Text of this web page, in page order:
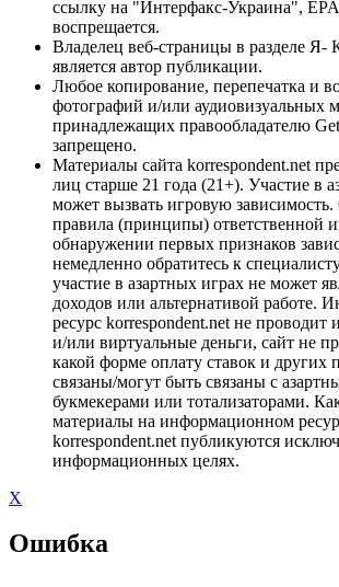
ссылку на "Интерфакс-Украина",
воспрещается.
Владелец веб-страницы в разделе Я-
является автор публикации.
Любое копирование, перепечатка и
фотографий и/или аудиовизуальных
принадлежащих правообладателю
запрещено.
Материалы сайта korrespondent.net
лиц старше 21 года (21+). Участие в
может вызвать игровую
правила (принципы) ответственной
обнаружении первых признаков
немедленно обратитесь к
участие в азартных играх не может
доходов или альтернативой работе.
ресурс korrespondent.net не проводит
и/или виртуальные деньги, сайт не
какой форме оплату ставок и других
связаны/могут быть связаны с
букмекерами или тотализаторами.
материалы на информационном
korrespondent.net публикуются
информационных целях.
X
Ошибка